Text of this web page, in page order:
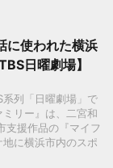
に使われた横浜
日曜劇場】
列「日曜劇場」で
リー』は、二宮和
支援作品の『マイフ
に横浜市内のスポ